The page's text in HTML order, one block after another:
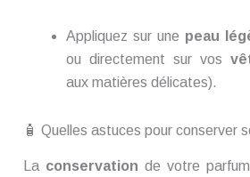
Appliquez sur une peau
ou directement sur vos
aux matières délicates).
🧴 Quelles astuces pour conserver
La conservation de votre